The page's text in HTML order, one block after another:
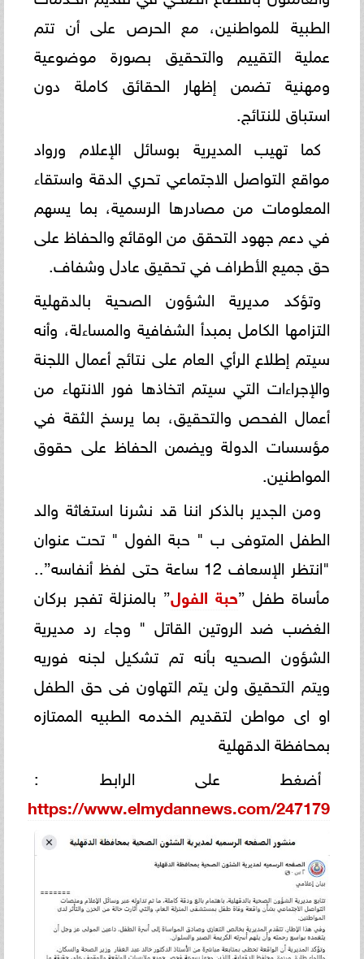
الطبية للمواطنين، مع الحرص على أن تتم
عملية التقييم والتحقيق بصورة موضوعية
ومهنية تضمن إظهار الحقائق كاملة دون
استباق للنتائج.
كما تهيب المديرية بوسائل الإعلام ورواد
مواقع التواصل الاجتماعي تحري الدقة واستقاء
المعلومات من مصادرها الرسمية، بما يسهم
في دعم جهود التحقق من الوقائع والحفاظ على
حق جميع الأطراف في تحقيق عادل وشفاف.
وتؤكد مديرية الشؤون الصحية بالدقهلية
التزامها الكامل بمبدأ الشفافية والمساءلة، وأنه
سيتم إطلاع الرأي العام على نتائج أعمال اللجنة
والإجراءات التي سيتم اتخاذها فور الانتهاء من
أعمال الفحص والتحقيق، بما يرسخ الثقة في
مؤسسات الدولة ويضمن الحفاظ على حقوق
المواطنين.
ومن الجدير بالذكر اننا قد نشرنا استغاثة والد
الطفل المتوفى ب " حبة الفول " تحت عنوان
"انتظر الإسعاف 12 ساعة حتى لفظ أنفاسه”..
مأساة طفل ”حبة الفول” بالمنزلة تفجر بركان
الغضب ضد الروتين القاتل " وجاء رد مديرية
الشؤون الصحيه بأنه تم تشكيل لجنه فوريه
ويتم التحقيق ولن يتم التهاون فى حق الطفل
او اى مواطن لتقديم الخدمه الطبيه الممتازه
بمحافظة الدقهلية
أضغط على الرابط :
https://www.elmydannews.com/247179